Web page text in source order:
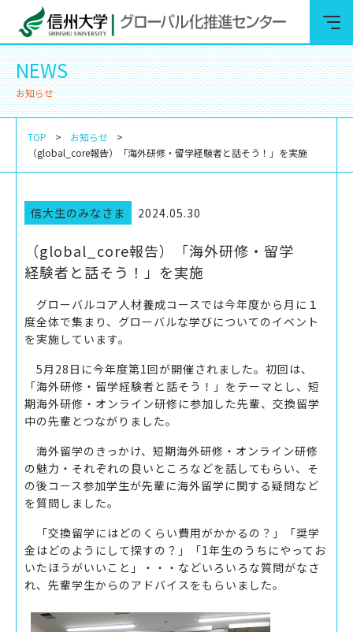
NEWS
お知らせ
TOP
お知らせ
（global_core報告）「海外研修・留学経験者と話そう！」を実施
信大生のみなさま 2024.05.30
（global_core報告）「海外研修・留学
経験者と話そう！」を実施
グローバルコア人材養成コースでは今年度から 月に１
度全体で集まり、グローバルな学びについてのイベント
を実施しています。
5月28日に今年度第1回が開催されました。初回 は、
「海外研修・留学経験者と話そう！」をテーマとし、短
期海外研修・オンライン研修に参加した先輩、交換留学
中の先輩とつながりました。
海外留学のきっかけ、短期海外研修・オンライン研修
の魅力・それぞれの良いところなどを話してもらい、そ
の後コース参加学生が先輩に海外留学に関する疑問など
を質問しました。
「交換留学にはどのくらい費用がかかるの？」「奨学
金はどのようにして探すの？」「1年生のうちにやってお
いたほうがいいこと」・・・などいろいろな質問がなさ
れ、先輩学生からのアドバイスをもらいました。